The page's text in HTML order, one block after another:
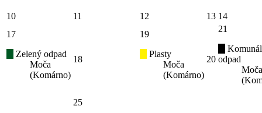
10 11 12 13 14
17
Zelený odpad
Moča
(Komárno)
18
19
Plasty
Moča
(Komárno)
20
21
odpad
Moča
25